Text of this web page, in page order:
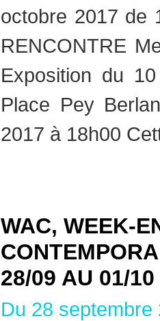
octobre 2017 de
RENCONTRE
Exposition du
Place Pey
2017 à 18h00
WAC, WEEK-
28/09 AU 01/10
Du 28